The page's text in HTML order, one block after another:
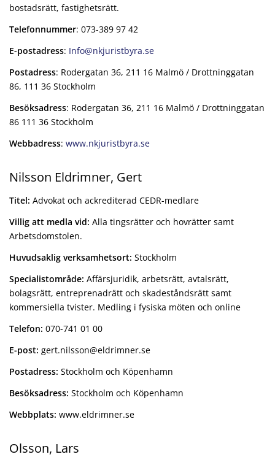
bostadsrätt, fastighetsrätt.
Telefonnummer: 073-389 97 42
E-postadress: Info@nkjuristbyra.se
Postadress: Rodergatan 36, 211 16 Malmö / Drottninggatan
86, 111 36 Stockholm
Besöksadress: Rodergatan 36, 211 16 Malmö / Drottninggatan
86 111 36 Stockholm
Webbadress: www.nkjuristbyra.se
Nilsson Eldrimner, Gert
Titel: Advokat och ackrediterad CEDR-medlare
Villig att medla vid: Alla tingsrätter och hovrätter samt
Arbetsdomstolen.
Huvudsaklig verksamhetsort: Stockholm
Specialistområde: Affärsjuridik, arbetsrätt, avtalsrätt,
bolagsrätt, entreprenadrätt och skadeståndsrätt samt
kommersiella tvister. Medling i fysiska möten och online
Telefon: 070-741 01 00
E-post: gert.nilsson@eldrimner.se
Postadress: Stockholm och Köpenhamn
Besöksadress: Stockholm och Köpenhamn
Webbplats: www.eldrimner.se
Olsson, Lars